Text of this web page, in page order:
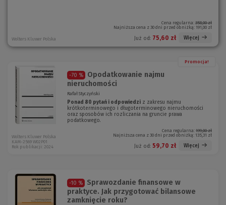
e
o
k
w
e
o
o
Cena regularna: 358,00 zł
Najniższa cena z 30 dni przed obniżką: 191,00 zł
Już od: 75,60 zł Więcej
Wolters Kluwer Polska
Promocja!
-70 %
Opodatkowanie najmu
nieruchomości
Rafał Styczyński
Ponad 80 pytań i odpowiedzi z zakresu najmu
krótkoterminowego i długoterminowego nieruchomości
oraz sposobów ich rozliczania na gruncie prawa
podatkowego.
Cena regularna: 199,00 zł
Najniższa cena z 30 dni przed obniżką: 135,31 zł
Już od: 59,70 zł Więcej
Wolters Kluwer Polska
KAM-2569 W02P01
Rok publikacji: 2024
-10 %
Sprawozdanie finansowe w
praktyce. Jak przygotować bilansowe
zamknięcie roku?